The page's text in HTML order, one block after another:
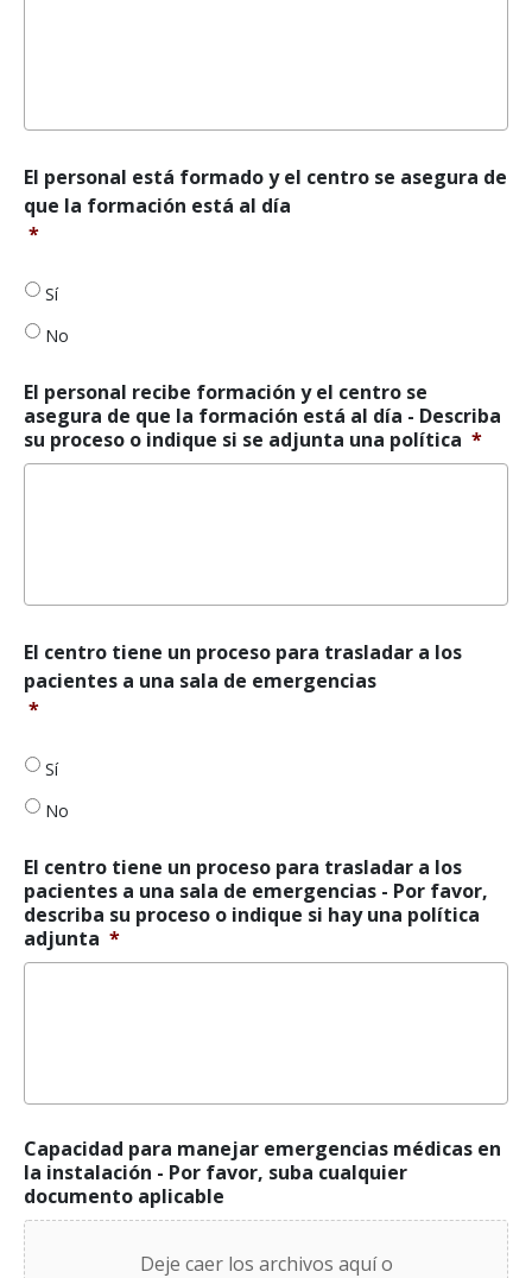
El
personal
está
el
centro
se
de
que
la
formación
El personal está formado y el centro se asegura de
que la formación está al día
*
Sí
No
El personal recibe formación y el centro se
asegura de que la formación está al día - Describa
su proceso o indique si se adjunta una política *
El
centro
tiene
para
trasladar
a
pacientes
a
una
sala
de
El centro tiene un proceso para trasladar a los
pacientes a una sala de emergencias
*
Sí
No
El centro tiene un proceso para trasladar a los
pacientes a una sala de emergencias - Por favor,
describa su proceso o indique si hay una política
adjunta *
Capacidad para manejar emergencias médicas en
la instalación - Por favor, suba cualquier
documento aplicable
Deje caer los archivos aquí o